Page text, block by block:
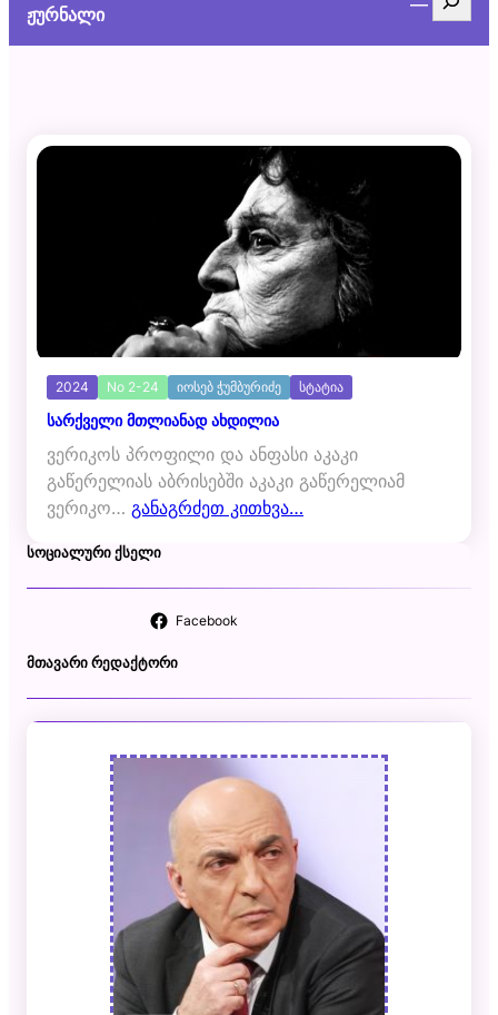
ჟურნალი
2024 No 2-24 იოსებ ჭუმბურიძე სტატია
სარქველი მთლიანად ახდილია
ვერიკოს პროფილი და ანფასი აკაკი
გაწერელიას აბრისებში აკაკი გაწერელიამ
ვერიკო… განაგრძეთ კითხვა…
ᲡᲝᲪᲘᲐᲚᲣᲠᲘ ᲥᲡᲔᲚᲘ
Facebook
ᲛᲗᲐᲕᲐᲠᲘ ᲠᲔᲓᲐᲥᲢᲝᲠᲘ